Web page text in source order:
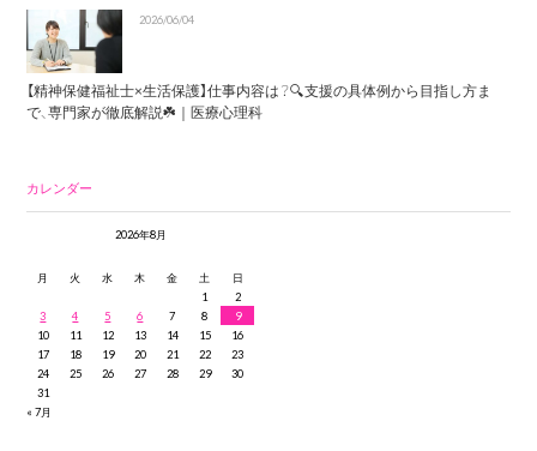
2026/06/04
【精神保健福祉士×生活保護】仕事内容は？🔍支援の具体例から目指し方ま
で、専門家が徹底解説☘️｜医療心理科
カレンダー
2026年8月
月 火 水 木 金 土
日
1
2
3
4 5 6 7 8
9
10
11 12 13 14 15
16
17
18 19 20 21 22
23
24
25 26 27 28 29
30
31
« 7月